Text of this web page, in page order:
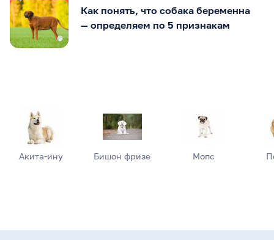
Как понять, что собака беременна
— определяем по 5 признакам
Акита-ину Бишон фризе Мопс